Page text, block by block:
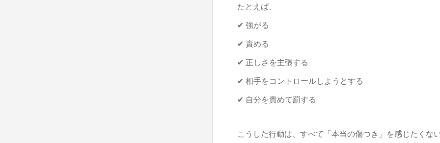
たとえば、
✔︎ 強がる
✔︎ 責める
✔︎ 正しさを主張する
✔︎ 相手をコントロールしようとする
✔︎ 自分を責めて罰する
こうした行動は、すべて「本当の傷つき」を感じたくな